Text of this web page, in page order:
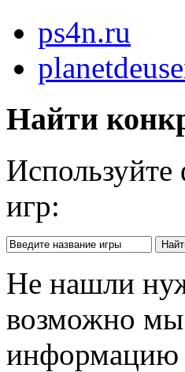
ps4n.ru
Найти
игр:
Не нашли
возможно
информацию